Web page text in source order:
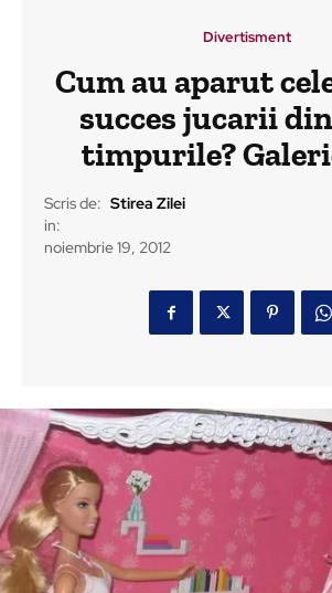
Divertisment
Cum au aparut
succes jucarii
timpurile?
Scris de: Stirea Zilei
in:
noiembrie 19, 2012